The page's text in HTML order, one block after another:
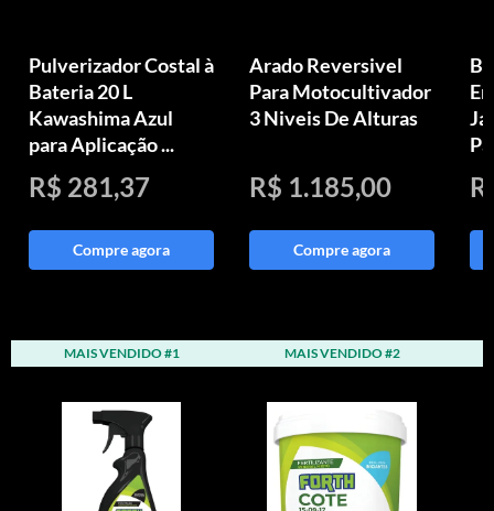
Pulverizador Costal à
Bateria 20 L
Kawashima Azul
para Aplicação ...
R$ 281,37
Compre agora
Arado Reversivel
Para Motocultivador
3 Niveis De Alturas
R$ 1.185,00
Compre agora
MAIS VENDIDO #1 MAIS VENDIDO #2